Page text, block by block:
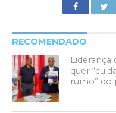
RECOMENDADO
Liderança
quer
rumo” do